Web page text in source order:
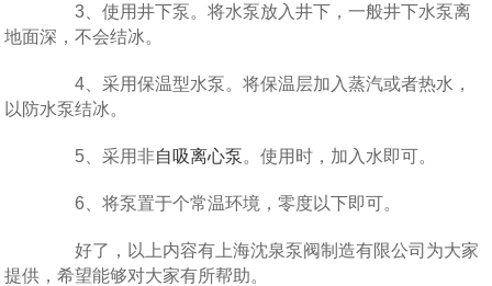
3、使用井下泵。将水泵放入井下，一般井下水泵离
地面深，不会结冰。
4、采用保温型水泵。将保温层加入蒸汽或者热水，
以防水泵结冰。
5、采用非自吸离心泵。使用时，加入水即可。
6、将泵置于个常温环境，零度以下即可。
好了，以上内容有上海沈泉泵阀制造有限公司为大家
提供，希望能够对大家有所帮助。